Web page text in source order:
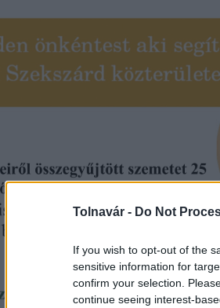
Tolnavár - Do Not
If you wish to opt-out of the
sensitive information for
confirm your selection.
continue seeing interest-